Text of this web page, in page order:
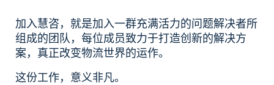
加入慧咨，就是加入一群充满活力的问题解决者所
组成的团队，每位成员致力于打造创新的解决方
案，真正改变物流世界的运作。
这份工作，意义非凡。